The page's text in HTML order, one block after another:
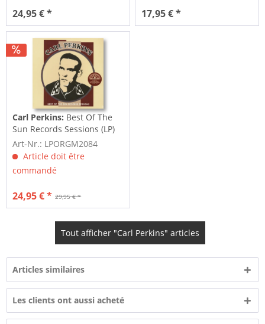
24,95 € * 17,95 € *
Carl Perkins: Best Of The
Sun Records Sessions (LP)
Art-Nr.: LPORGM2084
Article doit être
commandé
29,95 € *
24,95 € *
Tout afficher "Carl Perkins" articles
Articles similaires
Les clients ont aussi acheté